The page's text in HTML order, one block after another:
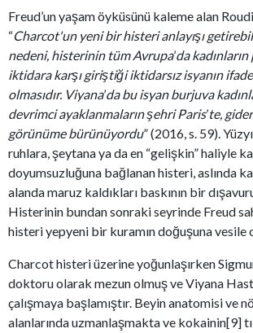
Freud’un yaşam öyküsünü kaleme alan
“Charcot'un yeni bir histeri anlayışı
nedeni, histerinin tüm Avrupa’da
iktidara karşı giriştiği iktidarsız isyanın
olmasıdır. Viyana’da bu isyan burjuva
devrimci ayaklanmaların şehri Paris’te,
görünüme bürünüyordu” (2016, s. 59).
ruhlara, şeytana ya da en “gelişkin” haliyle
doyumsuzluğuna bağlanan histeri, aslında
alanda maruz kaldıkları baskının bir
Histerinin bundan sonraki seyrinde Freud
histeri yepyeni bir kuramın doğuşuna vesile
Charcot histeri üzerine yoğunlaşırken
doktoru olarak mezun olmuş ve Viyana
çalışmaya başlamıştır. Beyin anatomisi ve
alanlarında uzmanlaşmakta ve kokainin[9]